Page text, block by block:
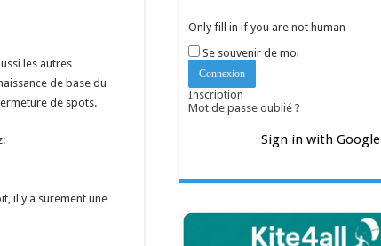
les autres
de base du
de spots.
il y a surement une
Only fill in if you are not human
Se souvenir de moi
Inscription
Mot de passe oublié ?
Sign in with Google